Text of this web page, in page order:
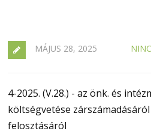
MÁJUS 28, 2025
4-2025. (V.28.) - az önk. és
költségvetése
felosztásáról